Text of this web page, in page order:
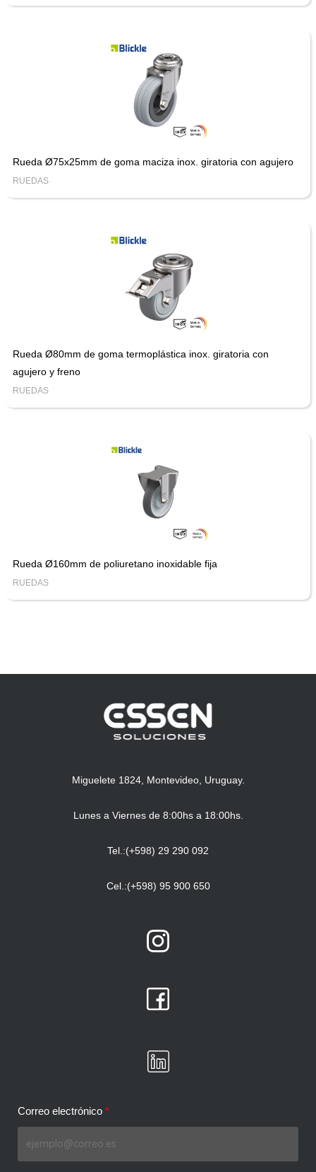
Rueda Ø75x25mm de goma maciza inox. giratoria con agujero
RUEDAS
Rueda Ø80mm de goma termoplástica inox. giratoria con
agujero y freno
RUEDAS
Rueda Ø160mm de poliuretano inoxidable fija
RUEDAS
Miguelete 1824, Montevideo, Uruguay.
Lunes a Viernes de 8:00hs a 18:00hs.
Tel.:(+598) 29 290 092
Cel.:(+598) 95 900 650
Correo electrónico